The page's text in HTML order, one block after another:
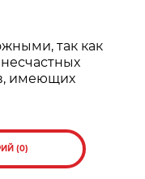
так как
имеющих
(0)